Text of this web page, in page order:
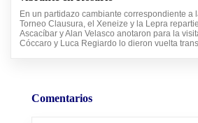
En un partidazo cambiante correspondiente a
Torneo Clausura, el Xeneize y la Lepra
Ascacíbar y Alan Velasco anotaron para la
Cóccaro y Luca Regiardo lo dieron vuelta
Comentarios